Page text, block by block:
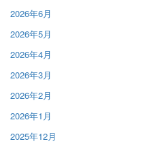
2026年6月
2026年5月
2026年4月
2026年3月
2026年2月
2026年1月
2025年12月